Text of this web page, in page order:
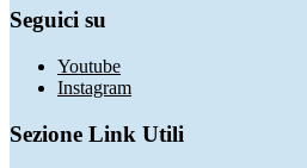
Seguici su
Youtube
Instagram
Sezione Link Utili